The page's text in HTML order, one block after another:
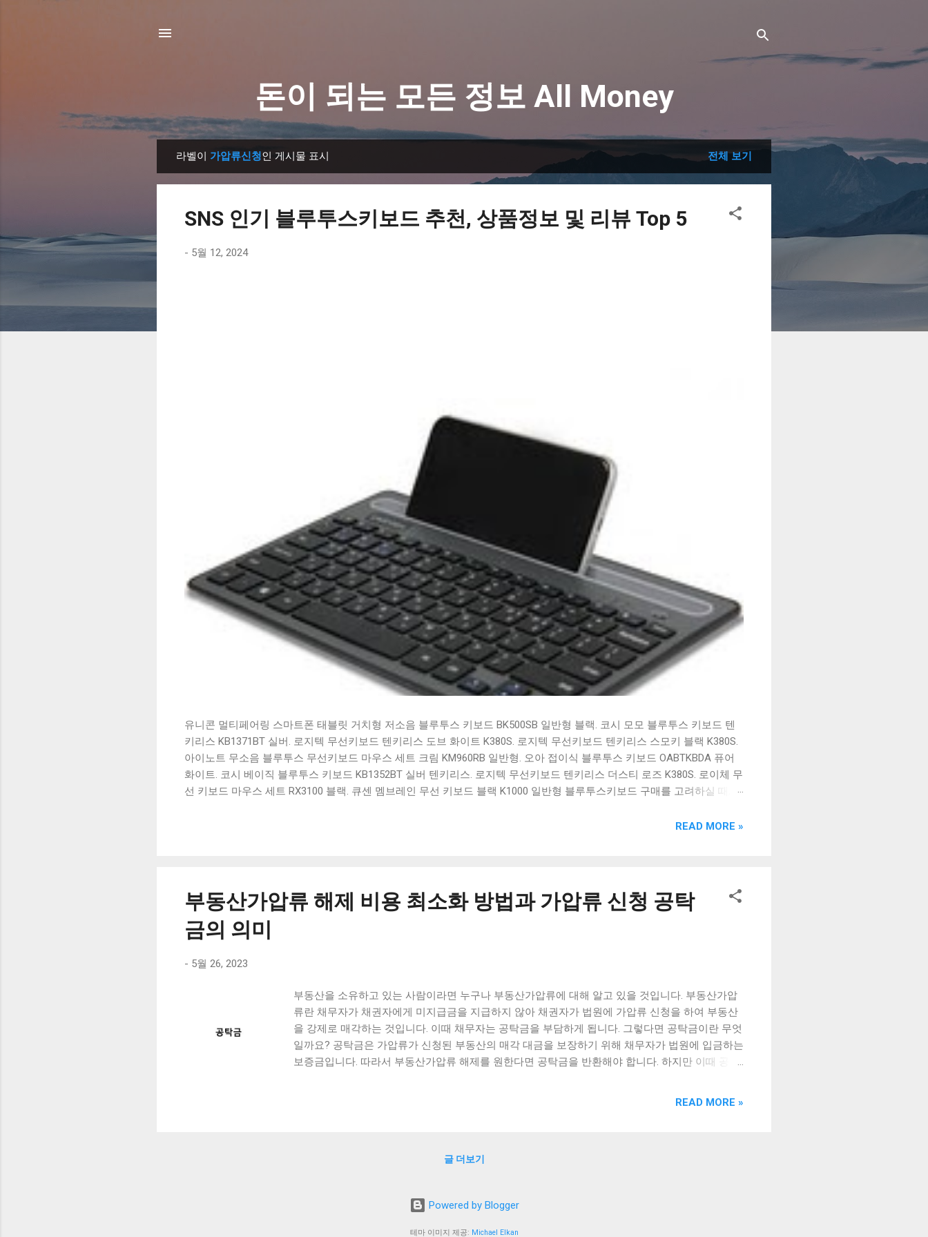
돈이 되는 모든 정보 All Money
라벨이 가압류신청인 게시물 표시 전체 보기
SNS 인기 블루투스키보드 추천, 상품정보 및 리뷰 Top 5
- 5월 12, 2024
유니콘 멀티페어링 스마트폰 태블릿 거치형 저소음 블루투스 키보드 BK500SB 일반형 블랙. 코시 모모 블루투스 키보드 텐
키리스 KB1371BT 실버. 로지텍 무선키보드 텐키리스 도브 화이트 K380S. 로지텍 무선키보드 텐키리스 스모키 블랙 K380S.
아이노트 무소음 블루투스 무선키보드 마우스 세트 크림 KM960RB 일반형. 오아 접이식 블루투스 키보드 OABTKBDA 퓨어
화이트. 코시 베이직 블루투스 키보드 KB1352BT 실버 텐키리스. 로지텍 무선키보드 텐키리스 더스티 로즈 K380S. 로이체 무
선 키보드 마우스 세트 RX3100 블랙. 큐센 멤브레인 무선 키보드 블랙 K1000 일반형 블루투스키보드 구매를 고려하실 때, 추
상품 하나를 사더라도 종류도 많고, 가격도 다양해서 결정이 많이 어려우시죠? 특히 블루투스키보드 같은 상품을 고를 때는
READ MORE »
부동산가압류 해제 비용 최소화 방법과 가압류 신청 공탁
금의 의미
- 5월 26, 2023
부동산을 소유하고 있는 사람이라면 누구나 부동산가압류에 대해 알고 있을 것입니다. 부동산가압
류란 채무자가 채권자에게 미지급금을 지급하지 않아 채권자가 법원에 가압류 신청을 하여 부동산
을 강제로 매각하는 것입니다. 이때 채무자는 공탁금을 부담하게 됩니다. 그렇다면 공탁금이란 무엇
일까요? 공탁금은 가압류가 신청된 부동산의 매각 대금을 보장하기 위해 채무자가 법원에 입금하는
보증금입니다. 따라서 부동산가압류 해제를 원한다면 공탁금을 반환해야 합니다. 하지만 이때 공탁
동산을 판매하거나 재개발할 수 없으며, 공탁금을 지급하지 않을 경우 법적인 문제가 발생할 수 있
해야 합니다. 대체 보증서는 보험회사나 은행에서 발행해주며, 대출을 받을 때 사용하는 담보로 사
용할 수 있습니다. 둘째, 부동산을 매각하는 것입니다. 이 경우, 가압류된 부동산을 매각하여 공탁금
READ MORE »
글 더보기
Powered by Blogger
테마 이미지 제공: Michael Elkan